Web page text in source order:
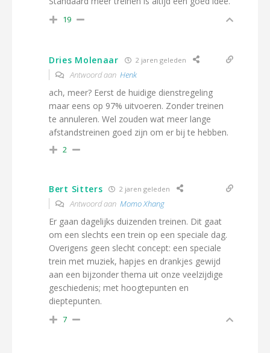
19
Dries Molenaar 2 jaren geleden
Antwoord aan Henk
ach, meer? Eerst de huidige dienstregeling
maar eens op 97% uitvoeren. Zonder treinen
te annuleren. Wel zouden wat meer lange
afstandstreinen goed zijn om er bij te hebben.
2
Bert Sitters 2 jaren geleden
Antwoord aan Momo Xhang
Er gaan dagelijks duizenden treinen. Dit gaat
om een slechts een trein op een speciale dag.
Overigens geen slecht concept: een speciale
trein met muziek, hapjes en drankjes gewijd
aan een bijzonder thema uit onze veelzijdige
geschiedenis; met hoogtepunten en
dieptepunten.
7